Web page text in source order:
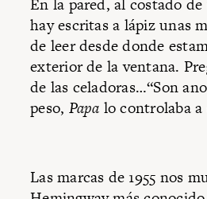
En la pared, al costado de
hay escritas a lápiz unas
de leer desde donde
exterior de la ventana.
de las celadoras…“Son
peso, Papa lo controlaba a
Las marcas de 1955 nos